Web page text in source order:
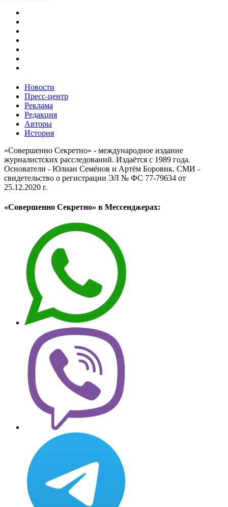
Новости
Пресс-центр
Реклама
Редакция
Авторы
История
«Совершенно Секретно» - международное издание
журналистских расследований. Издаётся с 1989 года.
Основатели - Юлиан Семёнов и Артём Боровик. CМИ -
свидетельство о регистрации ЭЛ № ФС 77-79634 от
25.12.2020 г.
«Совершенно Секретно» в Мессенджерах: